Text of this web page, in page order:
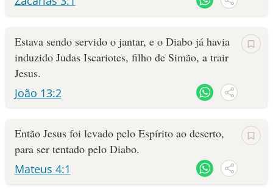
Estava sendo servido o jantar, e o Diabo já havia
induzido Judas Iscariotes, filho de Simão, a trair
Jesus.
João 13:2
Então Jesus foi levado pelo Espírito ao deserto,
para ser tentado pelo Diabo.
Mateus 4:1